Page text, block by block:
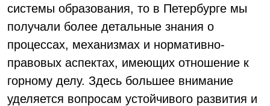
системы образования, то в Петербурге мы
получали более детальные знания о
процессах, механизмах и нормативно-
правовых аспектах, имеющих отношение к
горному делу. Здесь большее внимание
уделяется вопросам устойчивого развития и